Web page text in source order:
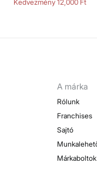
Kedvezmény 12,000 Ft
A márka
Rólunk
Franchises
Sajtó
Márkaboltok